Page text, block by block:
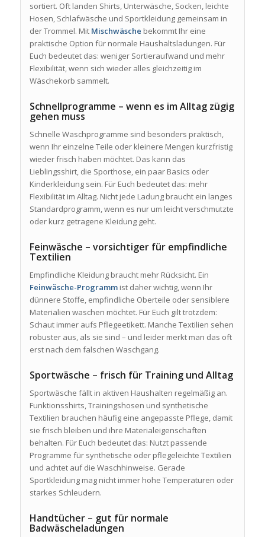
sortiert. Oft landen Shirts, Unterwäsche, Socken, leichte
Hosen, Schlafwäsche und Sportkleidung gemeinsam in
der Trommel. Mit Mischwäsche bekommt Ihr eine
praktische Option für normale Haushaltsladungen. Für
Euch bedeutet das: weniger Sortieraufwand und mehr
Flexibilität, wenn sich wieder alles gleichzeitig im
Wäschekorb sammelt.
Schnellprogramme – wenn es im Alltag zügig
gehen muss
Schnelle Waschprogramme sind besonders praktisch,
wenn Ihr einzelne Teile oder kleinere Mengen kurzfristig
wieder frisch haben möchtet. Das kann das
Lieblingsshirt, die Sporthose, ein paar Basics oder
Kinderkleidung sein. Für Euch bedeutet das: mehr
Flexibilität im Alltag. Nicht jede Ladung braucht ein langes
Standardprogramm, wenn es nur um leicht verschmutzte
oder kurz getragene Kleidung geht.
Feinwäsche – vorsichtiger für empfindliche
Textilien
Empfindliche Kleidung braucht mehr Rücksicht. Ein
Feinwäsche-Programmist daher wichtig, wenn Ihr
dünnere Stoffe, empfindliche Oberteile oder sensiblere
Materialien waschen möchtet. Für Euch gilt trotzdem:
Schaut immer aufs Pflegeetikett. Manche Textilien sehen
robuster aus, als sie sind – und leider merkt man das oft
erst nach dem falschen Waschgang.
Sportwäsche – frisch für Training und Alltag
Sportwäsche fällt in aktiven Haushalten regelmäßig an.
Funktionsshirts, Trainingshosen und synthetische
Textilien brauchen häufig eine angepasste Pflege, damit
sie frisch bleiben und ihre Materialeigenschaften
behalten. Für Euch bedeutet das: Nutzt passende
Programme für synthetische oder pflegeleichte Textilien
und achtet auf die Waschhinweise. Gerade
Sportkleidung mag nicht immer hohe Temperaturen oder
starkes Schleudern.
Handtücher – gut für normale
Badwäscheladungen